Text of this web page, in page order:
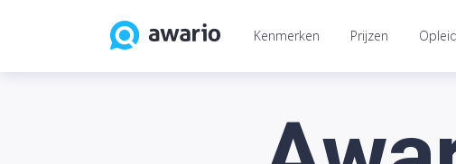
Kenmerken Prijzen